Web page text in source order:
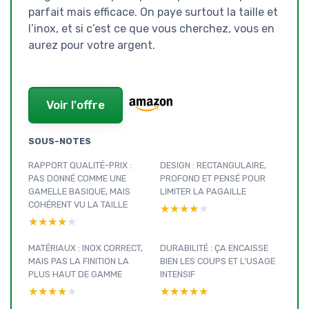
parfait mais efficace. On paye surtout la taille et
l’inox, et si c’est ce que vous cherchez, vous en
aurez pour votre argent.
Voir l'offre
SOUS-NOTES
RAPPORT QUALITÉ-PRIX :
PAS DONNÉ COMME UNE
GAMELLE BASIQUE, MAIS
COHÉRENT VU LA TAILLE
★★★★★
★★★★★
DESIGN : RECTANGULAIRE,
PROFOND ET PENSÉ POUR
LIMITER LA PAGAILLE
★★★★★
★★★★★
MATÉRIAUX : INOX CORRECT,
MAIS PAS LA FINITION LA
PLUS HAUT DE GAMME
★★★★★
★★★★★
DURABILITÉ : ÇA ENCAISSE
BIEN LES COUPS ET L’USAGE
INTENSIF
★★★★★
★★★★★